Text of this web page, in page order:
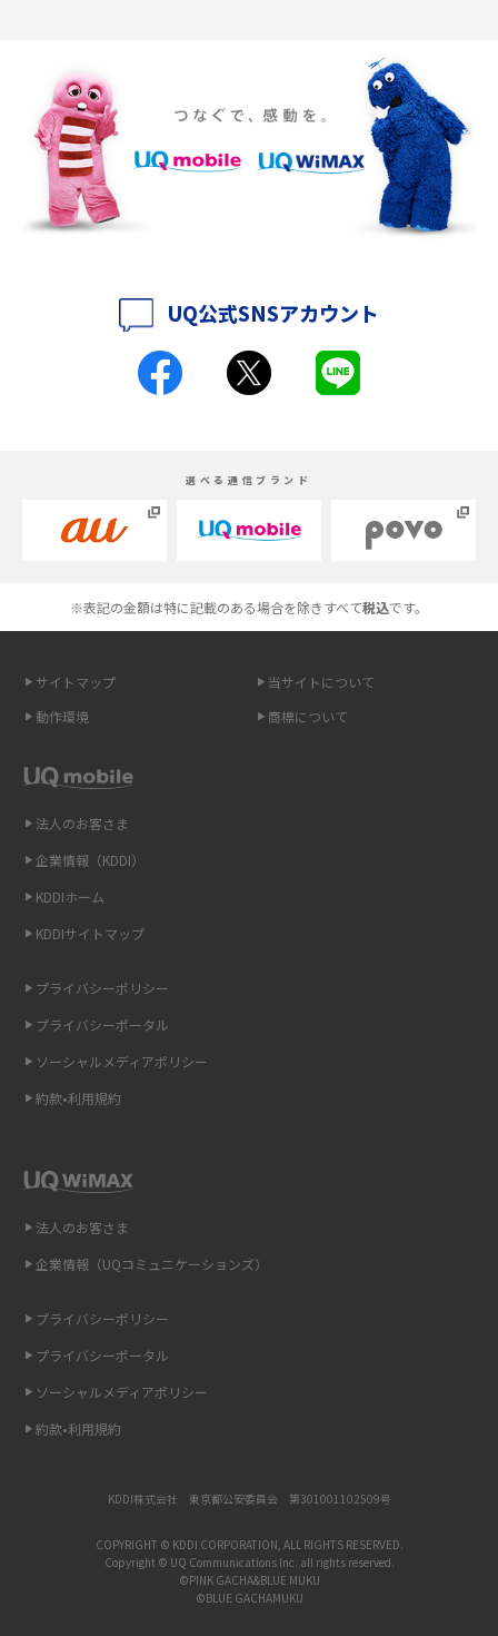
iPhone 16eとiPhone SE（第3世代）の違いは？サイズやスペックを比較し
て解説
iPhone 16eとiPhone 14を徹底比較！スペック・機能の違いをわかりやすく
紹介
iPhone 16とiPhone 15の違いは？カメラ・スペック・機能を徹底比較
iPhoneの機種変更のやり方は？事前準備・手順やデータ移行方法をわかり
Androidスマホとは？特徴やメリット・デメリット、おススメ機種を紹介
高校生にスマホ制限は必要？所持率やメリット・デメリットを詳しく紹介
トを解説
スマホや携帯端末の通信速度制限とは？回避のコツや解除のタイミング・
LINEの通知がこない時の原因と対処法9選！設定の確認手順も解説
スマホのウィジェットとは？iPhone・Androidの設定方法やおススメを紹
リプライ機能とは？LINE、X（旧Twitter）、Instagram、TikTokで送る方法
インスタのDMの送り方は？便利機能の使い方や注意点をわかりやすく解説
Bluetooth®とは？Wi-Fiとの違いやスマホ・PCとの接続方法を解説
紹介
方法を詳しく解説
着信拒否とは？設定方法やブロックした番号の確認方法を解説
UQ公式SNSアカウント
選べる通信ブランド
※表記の金額は特に記載のある場合を除きすべて税込です。
サイトマップ
当サイトについて
動作環境
商標について
法人のお客さま
企業情報（KDDI）
KDDIホーム
KDDIサイトマップ
プライバシーポリシー
プライバシーポータル
ソーシャルメディアポリシー
約款•利用規約
法人のお客さま
企業情報（UQコミュニケーションズ）
プライバシーポリシー
プライバシーポータル
ソーシャルメディアポリシー
約款•利用規約
KDDI株式会社 東京都公安委員会 第301001102509号
COPYRIGHT © KDDI CORPORATION, ALL RIGHTS RESERVED.
Copyright © UQ Communications Inc. all rights reserved.
©PINK GACHA&BLUE MUKU
©BLUE GACHAMUKU